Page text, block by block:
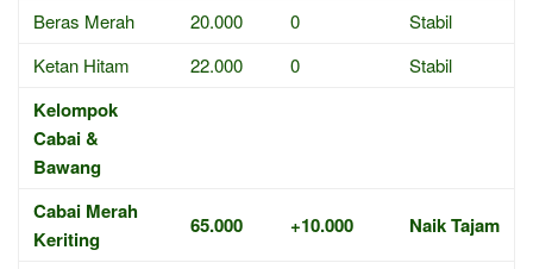
Beras Merah 20.000 0
Stabil
Ketan Hitam
22.000 0 Stabil
Kelompok
Cabai &
Bawang
Cabai Merah
Keriting
65.000 +10.000 Naik Tajam